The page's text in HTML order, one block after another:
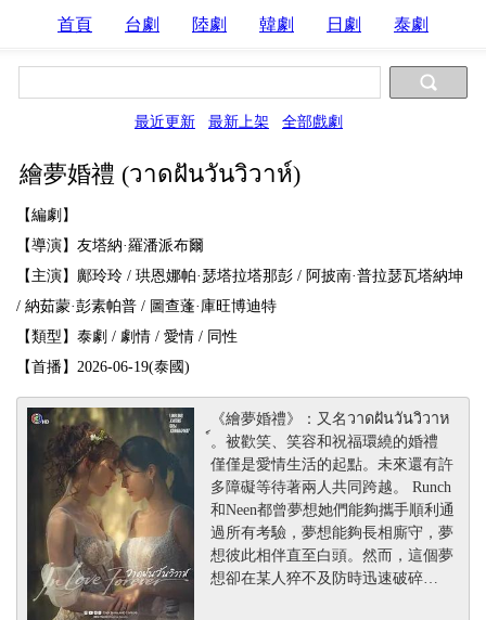
首頁 台劇 陸劇 韓劇 日劇 泰劇
最近更新 最新上架 全部戲劇
繪夢婚禮 (วาดฝันวันวิวาห์)
【編劇】
【導演】友塔納·羅潘派布爾
【主演】鄺玲玲 / 珙恩娜帕·瑟塔拉塔那彭 / 阿披南·普拉瑟瓦塔納坤
/ 納茹蒙·彭素帕普 / 圖查蓬·庫旺博迪特
【類型】泰劇 / 劇情 / 愛情 / 同性
【首播】2026-06-19(泰國)
《繪夢婚禮》：又名วาดฝันวันวิวาห
์。被歡笑、笑容和祝福環繞的婚禮
僅僅是愛情生活的起點。未來還有許
多障礙等待著兩人共同跨越。 Runch
和Neen都曾夢想她們能夠攜手順利通
過所有考驗，夢想能夠長相廝守，夢
想彼此相伴直至白頭。然而，這個夢
想卻在某人猝不及防時迅速破碎…